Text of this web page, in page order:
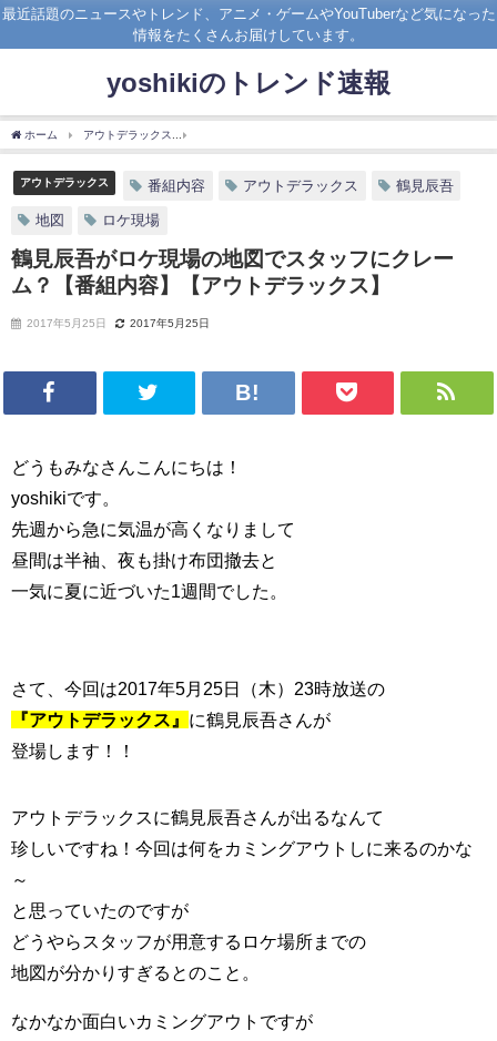
最近話題のニュースやトレンド、アニメ・ゲームやYouTuberなど気になった
情報をたくさんお届けしています。
yoshikiのトレンド速報
ホーム アウトデラックス
アウトデラックス 番組内容 アウトデラックス 鶴見辰吾
地図 ロケ現場
鶴見辰吾がロケ現場の地図でスタッフにクレー
ム？【番組内容】【アウトデラックス】
2017年5月25日 2017年5月25日
どうもみなさんこんにちは！
yoshikiです。
先週から急に気温が高くなりまして
昼間は半袖、夜も掛け布団撤去と
一気に夏に近づいた1週間でした。
さて、今回は2017年5月25日（木）23時放送の
『アウトデラックス』 に鶴見辰吾さんが
登場します！！
アウトデラックスに鶴見辰吾さんが出るなんて
珍しいですね！今回は何をカミングアウトしに来るのかな
～
と思っていたのですが
どうやらスタッフが用意するロケ場所までの
地図が分かりすぎるとのこと。
なかなか面白いカミングアウトですが